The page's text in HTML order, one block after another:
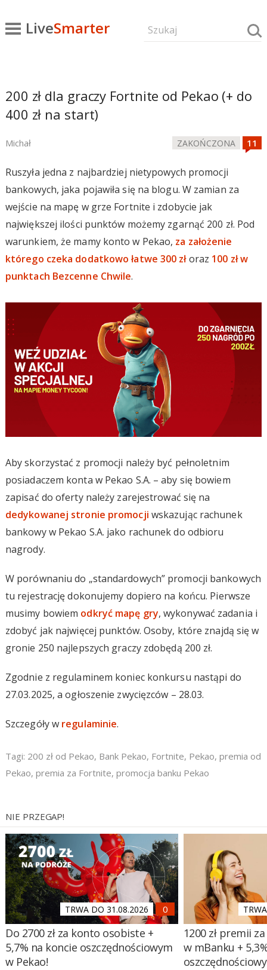
LiveSmarter
200 zł dla graczy Fortnite od Pekao (+ do
400 zł na start)
Michał ZAKOŃCZONA
Ruszyła jedna z najbardziej nietypowych promocji
bankowych, jaka pojawiła się na blogu. W zamian za
wejście na mapę w grze Fortnite i zdobycie jak
największej ilości punktów możemy zgarnąć 200 zł. Pod
warunkiem, że mamy konto w Pekao, za założenie
którego czeka dodatkowo łatwe 300 złoraz 100 zł w
punktach Bezcenne Chwile.
Aby skorzystać z promocji należy być pełnoletnim
posiadaczem konta w Pekao S.A. – aby się bowiem
zapisać do oferty należy zarejestrować się na
dedykowanej stronie promocji wskazując rachunek
bankowy w Pekao S.A. jako rachunek do odbioru
nagrody.
W porównaniu do „standardowych” promocji bankowych
tu rejestrację dokonujemy dopiero na końcu. Pierwsze
musimy bowiem odkryć mapę gry, wykonywać zadania i
zdobyć jak najwięcej punktów. Osoby, które znajdą się w
gronie 250 najlepszych graczy zdobędą 200 zł.
Zgodnie z regulaminem koniec konkursu nastąpi do
27.03.2025, a ogłoszenie zwycięzców – 28.03.
Szczegóły w regulaminie.
Tagi: 200 zł od Pekao, Bank Pekao, Fortnite, Pekao, premia od
Pekao, premia za Fortnite, promocja banku Pekao
NIE PRZEGAP!
TRWA DO 31.08.2026
Do 2700 zł za konto osobiste +
5,7% na koncie oszczędnościowym
w Pekao!
1200 zł premii
w mBanku +